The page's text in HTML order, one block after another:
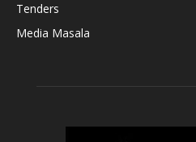
Tenders
Media Masala